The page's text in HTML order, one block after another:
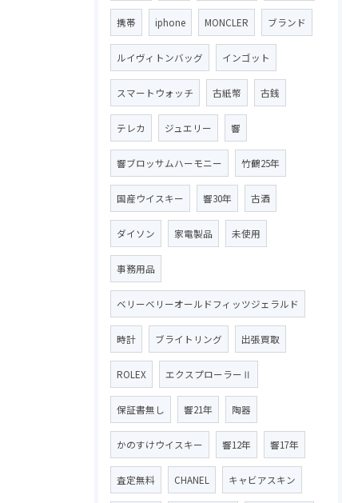
携帯 iphone MONCLER ブランド
ルイヴィトンバッグ インゴット
スマートウォッチ 古紙幣 古銭
テレカ ジュエリー 響
響ブロッサムハーモニー 竹鶴25年
国産ウイスキー 響30年 古酒
ダイソン 家電製品 未使用
事務用品
ベリーベリーオールドフィッツジェラルド
時計 ブライトリング 出張買取
ROLEX エクスプローラーⅡ
保証書無し 響21年 陶器
かのすけウイスキー 響12年 響17年
査定無料 CHANEL キャビアスキン